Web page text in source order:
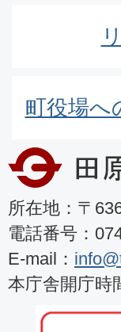
町役場へ
所在地：〒
電話番号：
E-mail：
本庁舎開庁時